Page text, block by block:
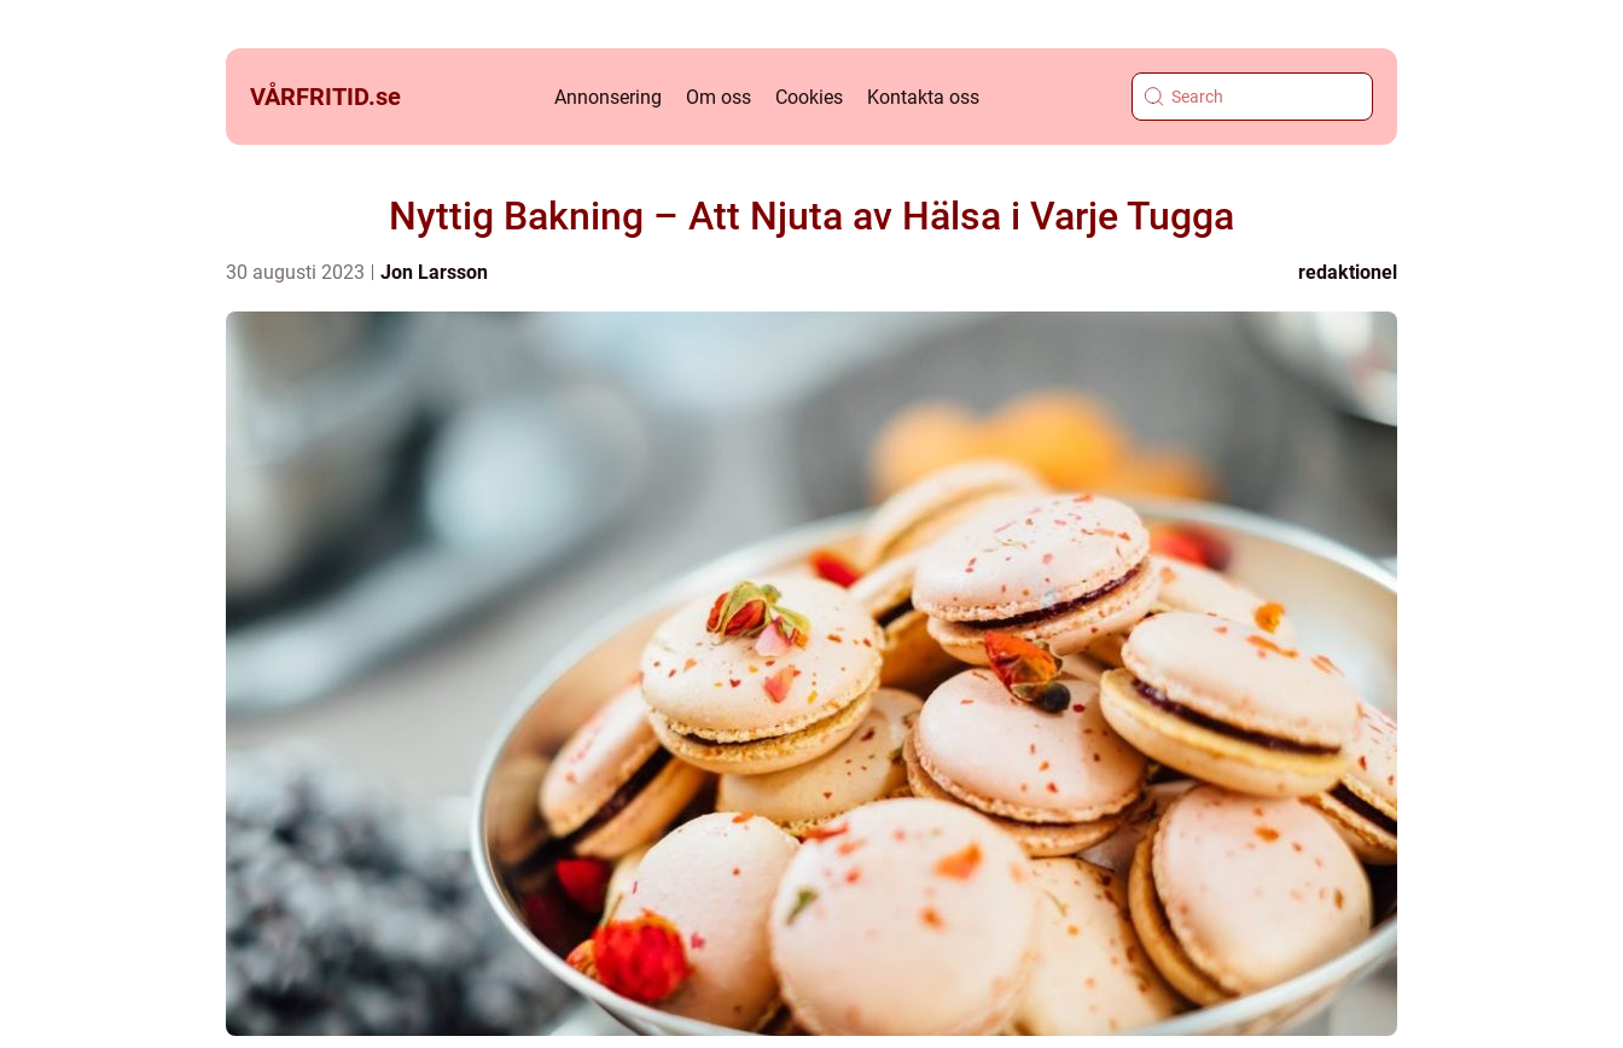
VÅRFRITID.se Annonsering Om oss Cookies Kontakta oss
Nyttig Bakning – Att Njuta av Hälsa i Varje Tugga
30 augusti 2023 Jon Larsson redaktionel